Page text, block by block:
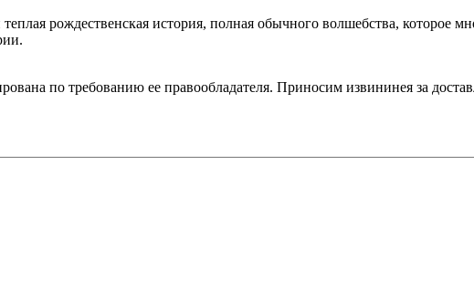
рождественская история, полная обычного волшебства, которое
по требованию ее правообладателя. Приносим извининея за